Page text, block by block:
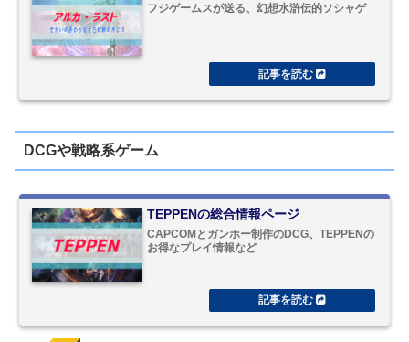
フジゲームスが送る、幻想水滸伝的ソシャゲ
DCGや戦略系ゲーム
TEPPENの総合情報ページ
CAPCOMとガンホー制作のDCG、TEPPENの
お得なプレイ情報など